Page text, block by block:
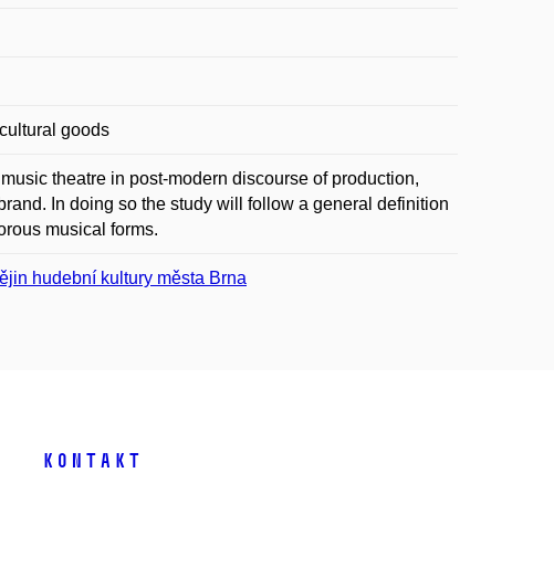
goods
theatre in post-modern discourse of production,
In doing so the study will follow a general definition
musical forms.
hudební kultury města Brna
Kontakt